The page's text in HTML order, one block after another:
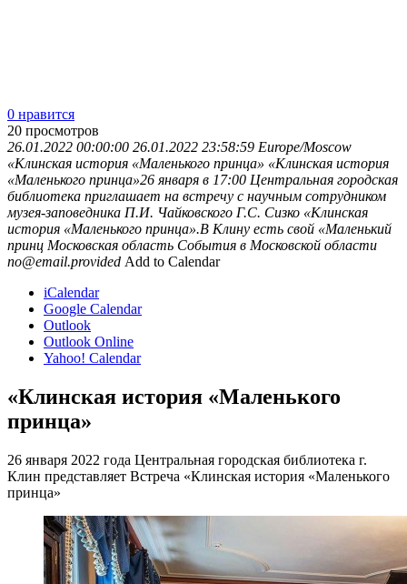
0 нравится
20 просмотров
26.01.2022 00:00:00 26.01.2022 23:58:59 Europe/Moscow
«Клинская история «Маленького принца» «Клинская история
«Маленького принца»26 января в 17:00 Центральная городская
библиотека приглашает на встречу с научным сотрудником
музея-заповедника П.И. Чайковского Г.С. Сизко «Клинская
история «Маленького принца».В Клину есть свой «Маленький
принц Московская область События в Московской области
no@email.provided Add to Calendar
iCalendar
Google Calendar
Outlook
Outlook Online
Yahoo! Calendar
«Клинская история «Маленького
принца»
26 января 2022 года Центральная городская библиотека г.
Клин представляет Встреча «Клинская история «Маленького
принца»